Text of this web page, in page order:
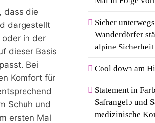
dass die
dargestellt
oder in der
dieser Basis
Bei
Komfort für
Schuh und
ersten Mal
Sicher
Wanderdörfer
alpine Sicherheit
Cool down am
Statement in
Safrangelb und
medizinische